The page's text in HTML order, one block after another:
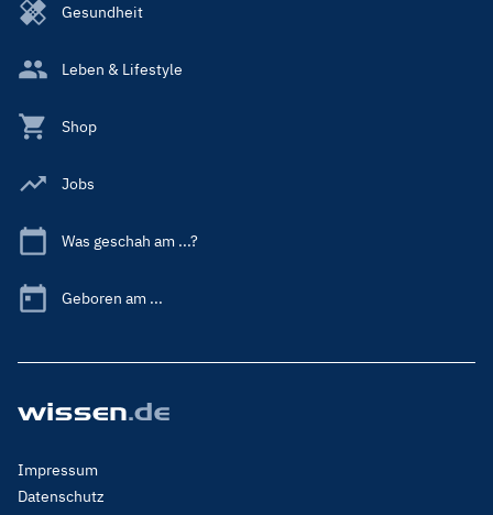
Gesundheit
Leben & Lifestyle
Shop
Jobs
Was geschah am ...?
Geboren am ...
Footer
Menu
Impressum
Datenschutz